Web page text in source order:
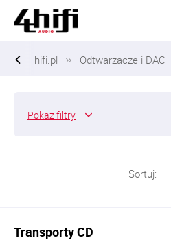
hifi.pl Odtwarzacze i DAC
Pokażfiltry
Sortuj:
Transporty CD